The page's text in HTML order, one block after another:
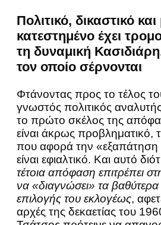
Πολιτικό, δικαστικό και
κατεστημένο έχει
τη δυναμική
τον οποίο σέρνονται
Φτάνοντας προς το τέλος
γνωστός πολιτικός
το πρώτο σκέλος της
είναι άκρως προβληματικό,
που αφορά την
είναι εφιαλτικό. Και αυτό
τέτοια απόφαση επιτρέπει
να «διαγνώσει» τα βαθύτερα
επιλογής του εκλογέως,
αρχές της δεκαετίας του